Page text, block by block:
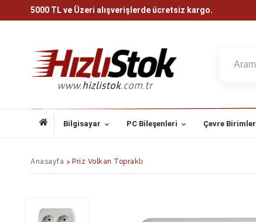
5000 TL ve Üzeri alışverişlerde ücretsiz kargo.
Bilgisayar PC Bileşenleri Çevre Birimler
Anasayfa > Priz Volkan Topraklı